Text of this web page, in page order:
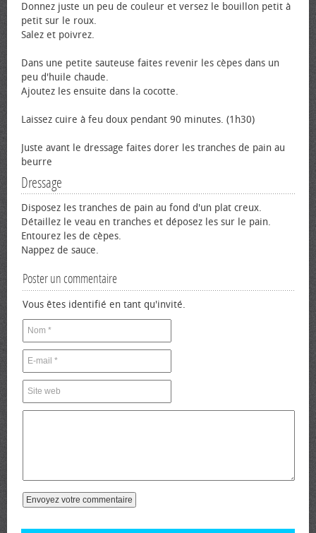
Donnez juste un peu de couleur et versez le bouillon petit à
petit sur le roux.
Salez et poivrez.
Dans une petite sauteuse faites revenir les cèpes dans un
peu d'huile chaude.
Ajoutez les ensuite dans la cocotte.
Laissez cuire à feu doux pendant 90 minutes. (1h30)
Juste avant le dressage faites dorer les tranches de pain au
beurre
Dressage
Disposez les tranches de pain au fond d'un plat creux.
Détaillez le veau en tranches et déposez les sur le pain.
Entourez les de cèpes.
Nappez de sauce.
Poster un commentaire
Vous êtes identifié en tant qu'invité.